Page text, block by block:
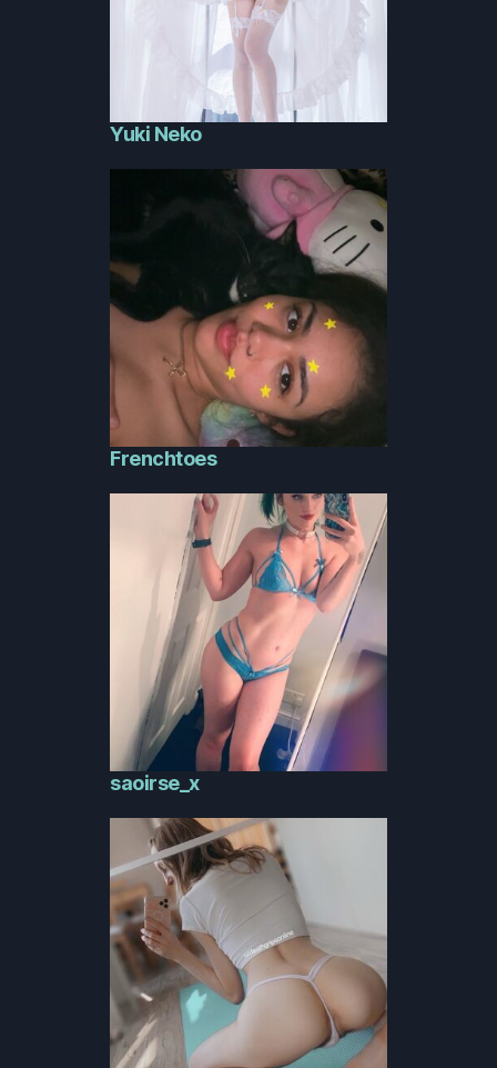
Yuki Neko
Frenchtoes
saoirse_x